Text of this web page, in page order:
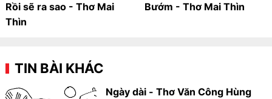
Rồi sẽ ra sao - Thơ Mai
Thìn
Bướm - Thơ Mai Thìn
TIN BÀI KHÁC
Ngày dài - Thơ Văn Công Hùng